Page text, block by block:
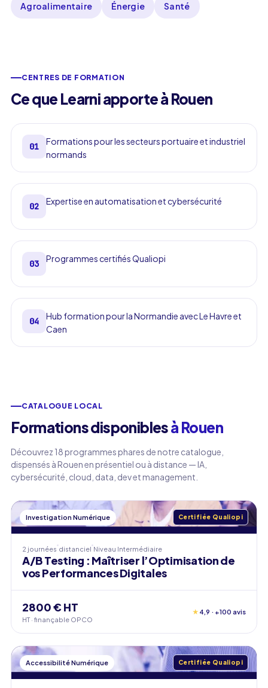
Agroalimentaire Énergie Santé
CENTRES DE FORMATION
Ce que Learni apporte à Rouen
01
Formations pour les secteurs portuaire et industriel
normands
02 Expertise en automatisation et cybersécurité
03 Programmes certifiés Qualiopi
04
Hub formation pour la Normandie avec Le Havre et
Caen
CATALOGUE LOCAL
Formations disponiblesà Rouen
Découvrez 18 programmes phares de notre catalogue,
dispensés à Rouen en présentiel ou à distance — IA,
cybersécurité, cloud, data, dev et management.
Investigation Numérique Certifiée Qualiopi
2 journées distanciel Niveau Intermédiaire
A/B Testing : Maîtriser l’Optimisation de
vos Performances Digitales
2800 € HT
HT · finançable OPCO
★ 4,9 · +100 avis
Accessibilité Numérique Certifiée Qualiopi